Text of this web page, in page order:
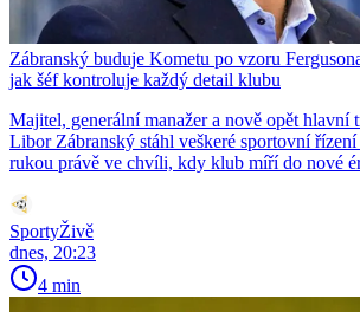
Zábranský buduje Kometu po vzoru
jak šéf kontroluje každý detail klubu
Majitel, generální manažer a nově opět hlavní
Libor Zábranský stáhl veškeré sportovní
rukou právě ve chvíli, kdy klub míří do nové
SportyŽivě
dnes, 20:23
4 min